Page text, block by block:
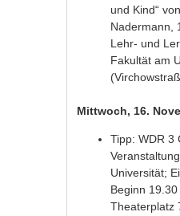
und Kind“
Nadermann,
Lehr- und
Fakultät am
Mittwoch, 16.
Tipp: WDR 3
Universität;
Beginn 19.30
Theaterplatz